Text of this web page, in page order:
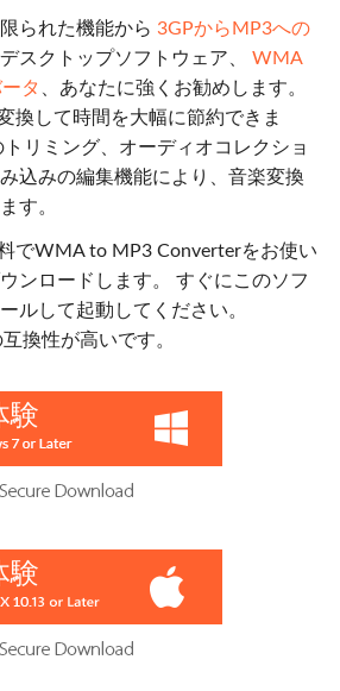
られた機能から 3GPからMP3への
スクトップソフトウェア、 WMA
タ 、あなたに強くお勧めします。
換して時間を大幅に節約できま
リミング、オーディオコレクショ
込みの編集機能により、音楽変換
す。
でWMA to MP3 Converterをお使い
ンロードします。 すぐにこのソフ
ルして起動してください。
換性が高いです。
験
験